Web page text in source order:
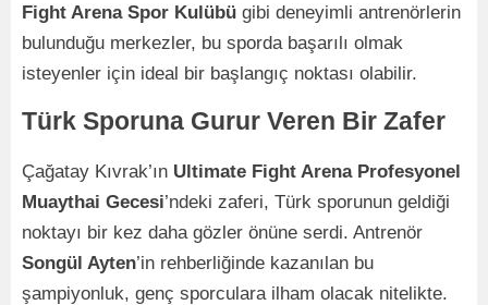
Fight Arena Spor Kulübü gibi deneyimli antrenörlerin
bulunduğu merkezler, bu sporda başarılı olmak
isteyenler için ideal bir başlangıç noktası olabilir.
Türk Sporuna Gurur Veren Bir Zafer
Çağatay Kıvrak’ın Ultimate Fight Arena Profesyonel
Muaythai Gecesi’ndeki zaferi, Türk sporunun geldiği
noktayı bir kez daha gözler önüne serdi. Antrenör
Songül Ayten’in rehberliğinde kazanılan bu
şampiyonluk, genç sporculara ilham olacak nitelikte.